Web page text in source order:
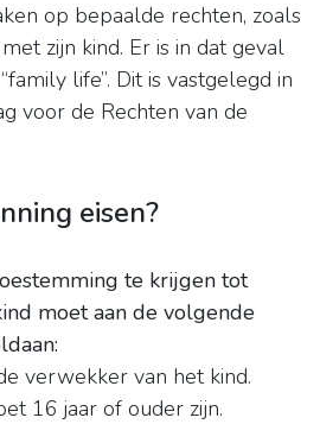
op bepaalde rechten, zoals
zijn kind. Er is in dat geval
life”. Dit is vastgelegd in
voor de Rechten van de
eisen?
te krijgen tot
moet aan de volgende
verwekker van het kind.
16 jaar of ouder zijn.